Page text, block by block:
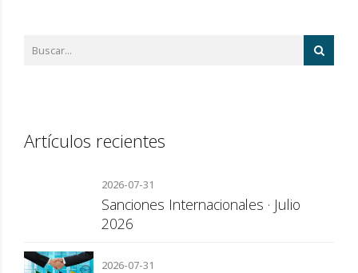
Artículos recientes
2026-07-31
Sanciones Internacionales · Julio
2026
2026-07-31